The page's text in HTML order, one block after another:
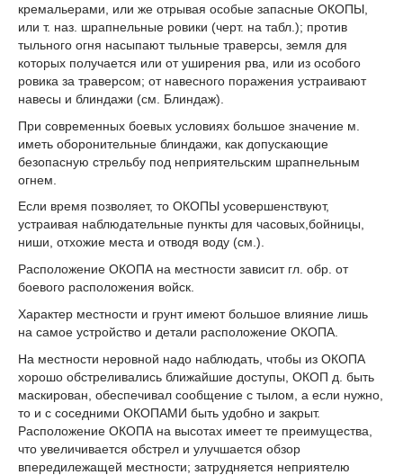
кремальерами, или же отрывая особые запасные ОКОПЫ,
или т. наз. шрапнельные ровики (черт. на табл.); против
тыльного огня насыпают тыльные траверсы, земля для
которых получается или от уширения рва, или из особого
ровика за траверсом; от навесного поражения устраивают
навесы и блиндажи (см. Блиндаж).
При современных боевых условиях большое значение м.
иметь оборонительные блиндажи, как допускающие
безопасную стрельбу под неприятельским шрапнельным
огнем.
Если время позволяет, то ОКОПЫ усовершенствуют,
устраивая наблюдательные пункты для часовых,бойницы,
ниши, отхожие места и отводя воду (см.).
Расположение ОКОПА на местности зависит гл. обр. от
боевого расположения войск.
Характер местности и грунт имеют большое влияние лишь
на самое устройство и детали расположение ОКОПА.
На местности неровной надо наблюдать, чтобы из ОКОПА
хорошо обстреливались ближайшие доступы, ОКОП д. быть
маскирован, обеспечивал сообщение с тылом, а если нужно,
то и с соседними ОКОПАМИ быть удобно и закрыт.
Расположение ОКОПА на высотах имеет те преимущества,
что увеличивается обстрел и улучшается обзор
впередилежащей местности; затрудняется неприятелю